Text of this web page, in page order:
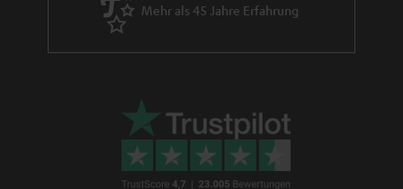
Mehr als 45 Jahre Erfahrung